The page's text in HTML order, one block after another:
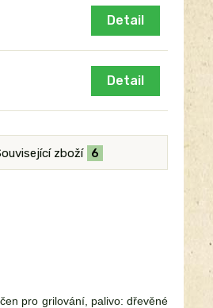
Detail
Detail
zboží 6
pro grilování, palivo: dřevěné